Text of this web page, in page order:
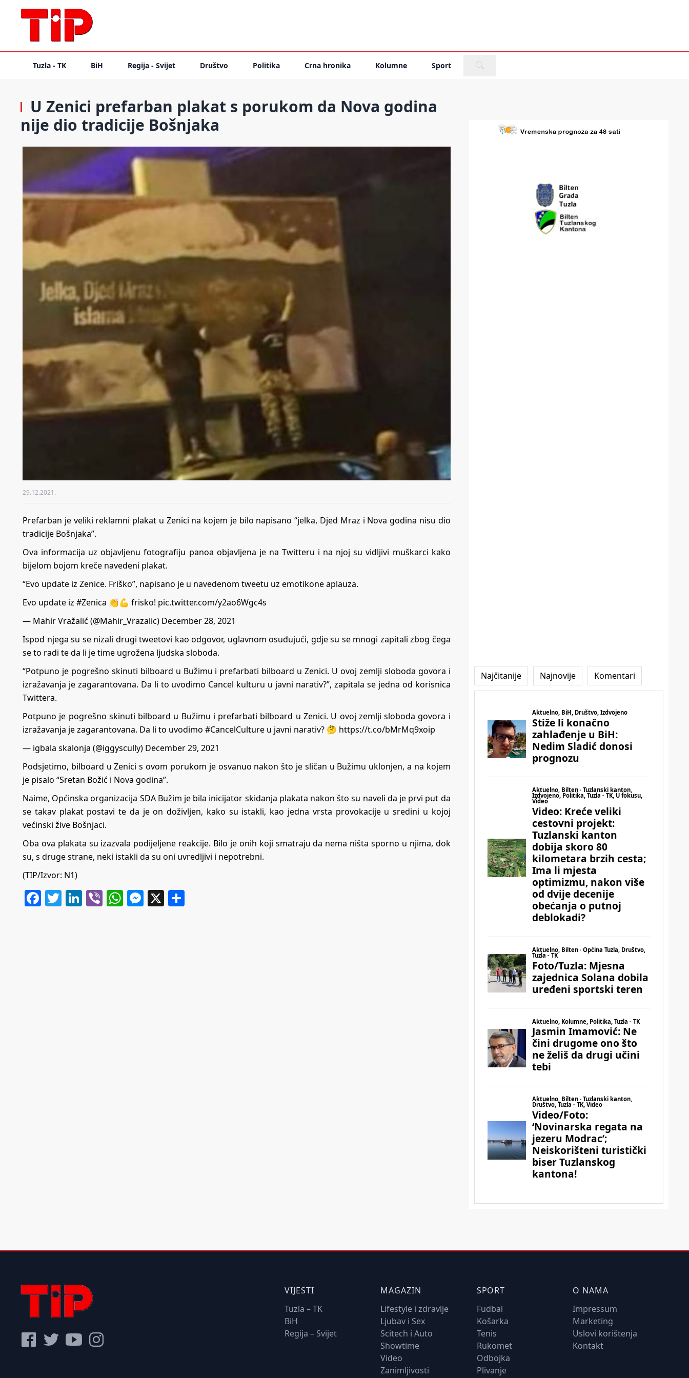
Tuzla - TK BiH Regija - Svijet Društvo Politika Crna hronika Kolumne Sport
U Zenici prefarban plakat s porukom da Nova godina
nije dio tradicije Bošnjaka
29.12.2021.
Prefarban je veliki reklamni plakat u Zenici na kojem je bilo napisano “jelka, Djed Mraz i Nova godina nisu dio
tradicije Bošnjaka”.
Ova informacija uz objavljenu fotografiju panoa objavljena je na Twitteru i na njoj su vidljivi muškarci kako
bijelom bojom kreče navedeni plakat.
“Evo update iz Zenice. Friško”, napisano je u navedenom tweetu uz emotikone aplauza.
Evo update iz #Zenica 👏💪 frisko! pic.twitter.com/y2ao6Wgc4s
— Mahir Vražalić (@Mahir_Vrazalic) December 28, 2021
Ispod njega su se nizali drugi tweetovi kao odgovor, uglavnom osuđujući, gdje su se mnogi zapitali zbog čega
se to radi te da li je time ugrožena ljudska sloboda.
“Potpuno je pogrešno skinuti bilboard u Bužimu i prefarbati bilboard u Zenici. U ovoj zemlji sloboda govora i
izražavanja je zagarantovana. Da li to uvodimo Cancel kulturu u javni narativ?”, zapitala se jedna od korisnica
Twittera.
Potpuno je pogrešno skinuti bilboard u Bužimu i prefarbati bilboard u Zenici. U ovoj zemlji sloboda govora i
izražavanja je zagarantovana. Da li to uvodimo #CancelCulture u javni narativ? 🤔 https://t.co/bMrMq9xoip
— igbala skalonja (@iggyscully) December 29, 2021
Podsjetimo, bilboard u Zenici s ovom porukom je osvanuo nakon što je sličan u Bužimu uklonjen, a na kojem
je pisalo “Sretan Božić i Nova godina”.
Naime, Općinska organizacija SDA Bužim je bila inicijator skidanja plakata nakon što su naveli da je prvi put da
se takav plakat postavi te da je on doživljen, kako su istakli, kao jedna vrsta provokacije u sredini u kojoj
većinski žive Bošnjaci.
Oba ova plakata su izazvala podijeljene reakcije. Bilo je onih koji smatraju da nema ništa sporno u njima, dok
su, s druge strane, neki istakli da su oni uvredljivi i nepotrebni.
(TIP/Izvor: N1)
Facebook
Twitter
LinkedIn
ViberWhatsApp
Messenger
X
Najčitanije Najnovije Komentari
VIJESTI
Tuzla – TK
BiH
Regija – Svijet
MAGAZIN
Lifestyle i zdravlje
Ljubav i Sex
Scitech i Auto
Showtime
Video
Zanimljivosti
SPORT
Fudbal
Košarka
Tenis
Rukomet
Odbojka
Plivanje
O NAMA
Impressum
Marketing
Uslovi korištenja
Kontakt